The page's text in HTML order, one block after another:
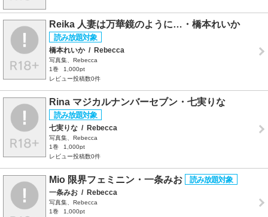
Reika 人妻は万華鏡のように…・橋本れいか
橋本れいか / Rebecca
写真集、Rebecca
1巻
1,000pt
レビュー投稿数0件
Rina マジカルナンバーセブン・七実りな
七実りな / Rebecca
写真集、Rebecca
1巻
1,000pt
レビュー投稿数0件
Mio 限界フェミニン・一条みお
一条みお / Rebecca
写真集、Rebecca
1巻
1,000pt